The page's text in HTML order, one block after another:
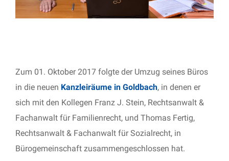
Zum 01. Oktober 2017 folgte der Umzug seines Büros
in die neuen Kanzleiräume in Goldbach, in denen er
sich mit den Kollegen Franz J. Stein, Rechtsanwalt &
Fachanwalt für Familienrecht, und Thomas Fertig,
Rechtsanwalt & Fachanwalt für Sozialrecht, in
Bürogemeinschaft zusammengeschlossen hat.